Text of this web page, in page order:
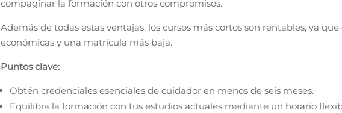
compaginar la formación con otros compromisos.
Además de todas estas ventajas, los cursos más cortos son rentables, ya
económicas y una matrícula más baja.
Puntos clave:
Obtén credenciales esenciales de cuidador en menos de seis meses.
Equilibra la formación con tus estudios actuales mediante un horario